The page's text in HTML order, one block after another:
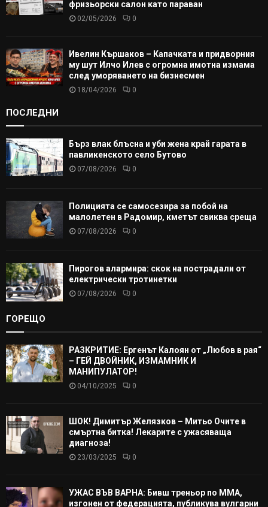
фризьорски салон като параван
02/05/2026 0
Ивелин Кършаков – Капачката и придворния
му шут Илчо Илев с огромна имотна измама
след уморяването на бизнесмен
18/04/2026 0
ПОСЛЕДНИ
Бърз влак блъсна и уби жена край гарата в
павликенското село Бутово
07/08/2026 0
Полицията се самосезира за побой на
малолетен в Радомир, кметът свиква среща
07/08/2026 0
Пирогов алармира: скок на пострадали от
електрически тротинетки
07/08/2026 0
ГОРЕЩО
РАЗКРИТИЕ: Ергенът Калоян от „Любов в рая“
– ГЕЙ ДВОЙНИК, ИЗМАМНИК И
МАНИПУЛАТОР!
04/10/2025 0
ШОК! Димитър Желязков – Митьо Очите в
смъртна битка! Лекарите с ужасяваща
диагноза!
23/03/2025 0
УЖАС ВЪВ ВАРНА: Бивш треньор по ММА,
изгонен от федерацията, публикува вулгарни